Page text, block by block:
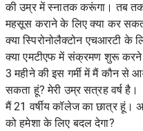
की उम्र में स्नातक करूंगा। तब
महसूस कराने के लिए क्या कर
क्या स्पिरोनोलैक्टोन एचआरटी के
क्या एमटीएफ में संक्रमण शुरू
3 महीने की इस गर्मी में मैं कौन से
सकता हूं? मेरी उम्र सत्रह वर्ष है।
मैं 21 वर्षीय कॉलेज का छात्र हूं।
को हमेशा के लिए बदल देगा?